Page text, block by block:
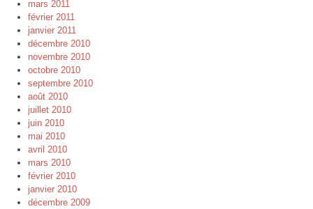
mars 2011
février 2011
janvier 2011
décembre 2010
novembre 2010
octobre 2010
septembre 2010
août 2010
juillet 2010
juin 2010
mai 2010
avril 2010
mars 2010
février 2010
janvier 2010
décembre 2009